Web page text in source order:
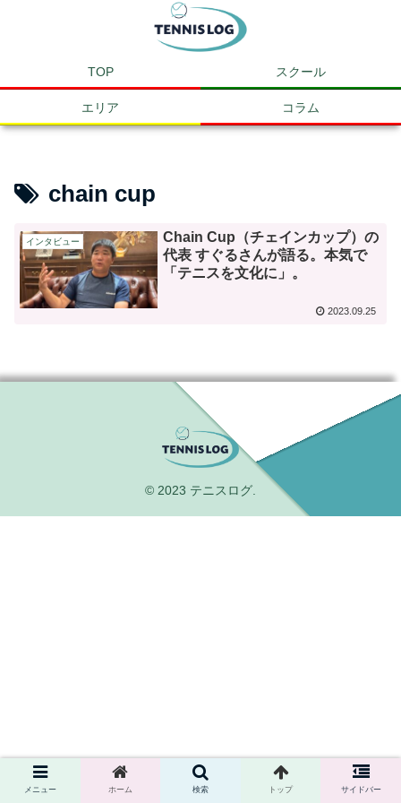
TOP スクール
エリア コラム
chain cup
インタビュー
Chain Cup（チェインカップ）の
代表 すぐるさんが語る。本気で
「テニスを文化に」。
2023.09.25
© 2023 テニスログ.
メニュー ホーム 検索 トップ サイドバー